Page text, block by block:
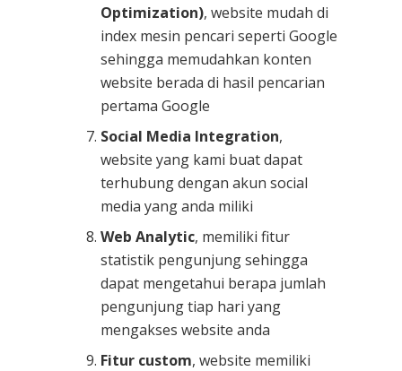
Optimization), website mudah di
index mesin pencari seperti Google
sehingga memudahkan konten
website berada di hasil pencarian
pertama Google
Social Media Integration,
website yang kami buat dapat
terhubung dengan akun social
media yang anda miliki
Web Analytic, memiliki fitur
statistik pengunjung sehingga
dapat mengetahui berapa jumlah
pengunjung tiap hari yang
mengakses website anda
Fitur custom, website memiliki